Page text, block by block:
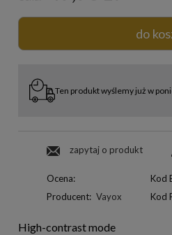
do
Ten produkt wyślemy już w
zapytaj o produkt
Ocena:
Producent: Vayox
Kod
Kod
High-contrast mode